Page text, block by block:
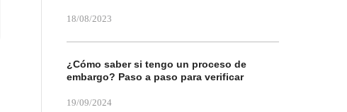
18/08/2023
¿Cómo saber si tengo un proceso de
embargo? Paso a paso para verificar
19/09/2024